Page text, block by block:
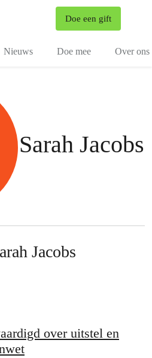
Doe een gift
Nieuws Doe mee Over ons
Sarah Jacobs
Jacobs
over uitstel en